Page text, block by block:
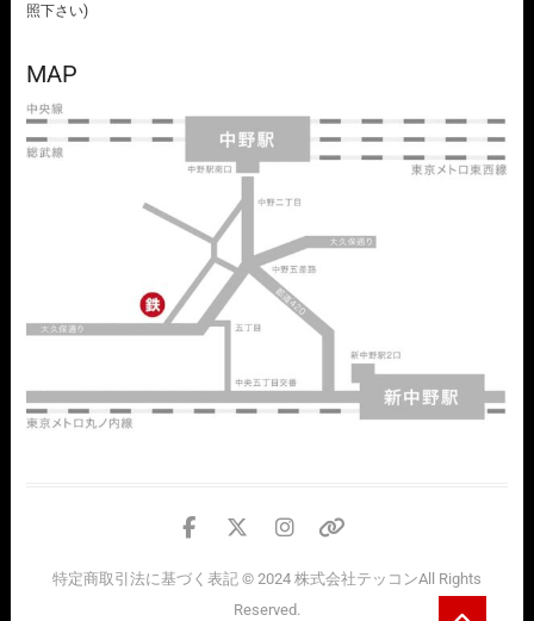
照下さい)
MAP
facebook
twitter
instagram
情
特定商取引法に基づく表記© 2024 株式会社テッコンAll Rights
Reserved.